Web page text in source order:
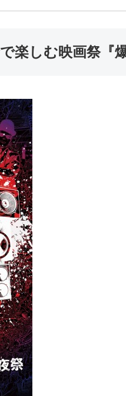
楽しむ映画祭『